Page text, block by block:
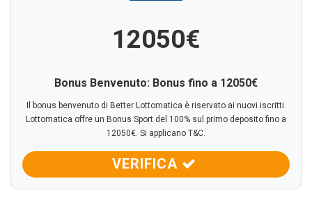
12050€
Bonus Benvenuto: Bonus fino a 12050€
Il bonus benvenuto di Better Lottomatica è riservato ai nuovi iscritti.
Lottomatica offre un Bonus Sport del 100% sul primo deposito fino a
12050€. Si applicano T&C.
VERIFICA